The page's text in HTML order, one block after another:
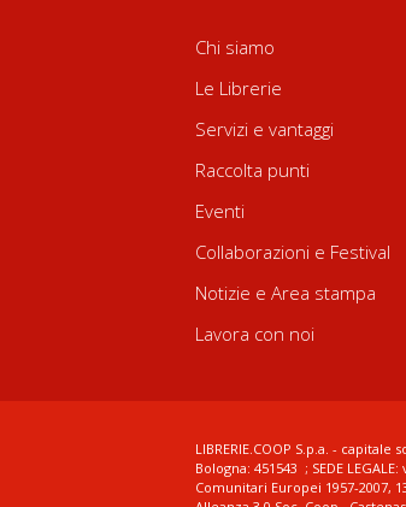
Chi siamo
Le Librerie
Servizi e vantaggi
Raccolta punti
Eventi
Collaborazioni e Festival
Notizie e Area stampa
Lavora con noi
LIBRERIE.COOP S.p.a. -
Bologna: 451543 ; SEDE
Comunitari Europei 1957-2007,